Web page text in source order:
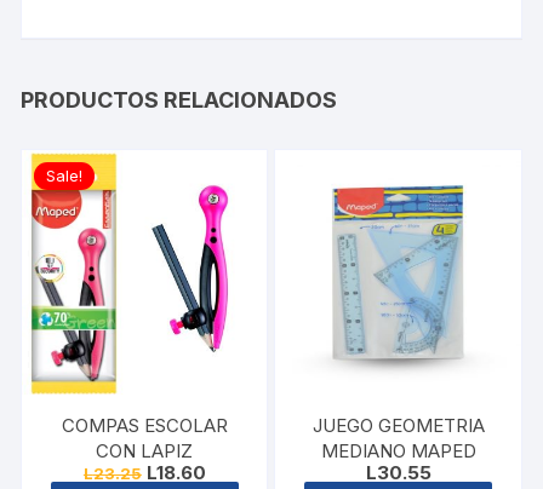
PRODUCTOS RELACIONADOS
Sale!
COMPAS ESCOLAR
CON LAPIZ
L23.25 Original
L18.60Current
JUEGO GEOMETRIA
MEDIANO MAPED
L30.55